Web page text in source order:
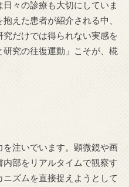
々の診療も大切にしていま
えた患者が紹介される中、
だけでは得られない実感を
究の往復運動」こそが、椛
注いでいます。顕微鏡や画
部をリアルタイムで観察す
ズムを直接捉えようとして